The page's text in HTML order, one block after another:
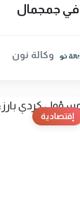
في جمجمال
وكالة نون
إقتصادية